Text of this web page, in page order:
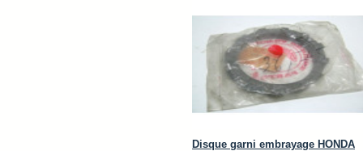
Disque garni embrayage HONDA